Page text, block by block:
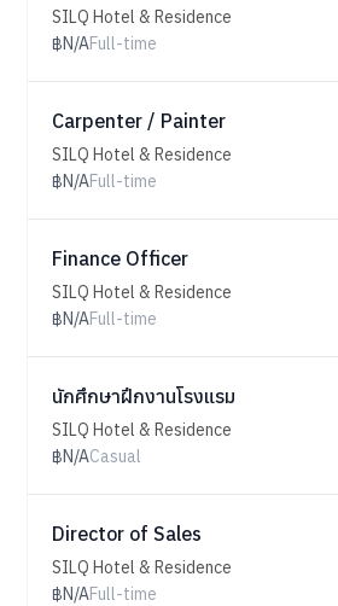
SILQ Hotel & Residence
฿N/AFull-time
Carpenter / Painter
SILQ Hotel & Residence
฿N/AFull-time
Finance Officer
SILQ Hotel & Residence
฿N/AFull-time
นักศึกษาฝึกงานโรงแรม
SILQ Hotel & Residence
฿N/ACasual
Director of Sales
SILQ Hotel & Residence
฿N/AFull-time